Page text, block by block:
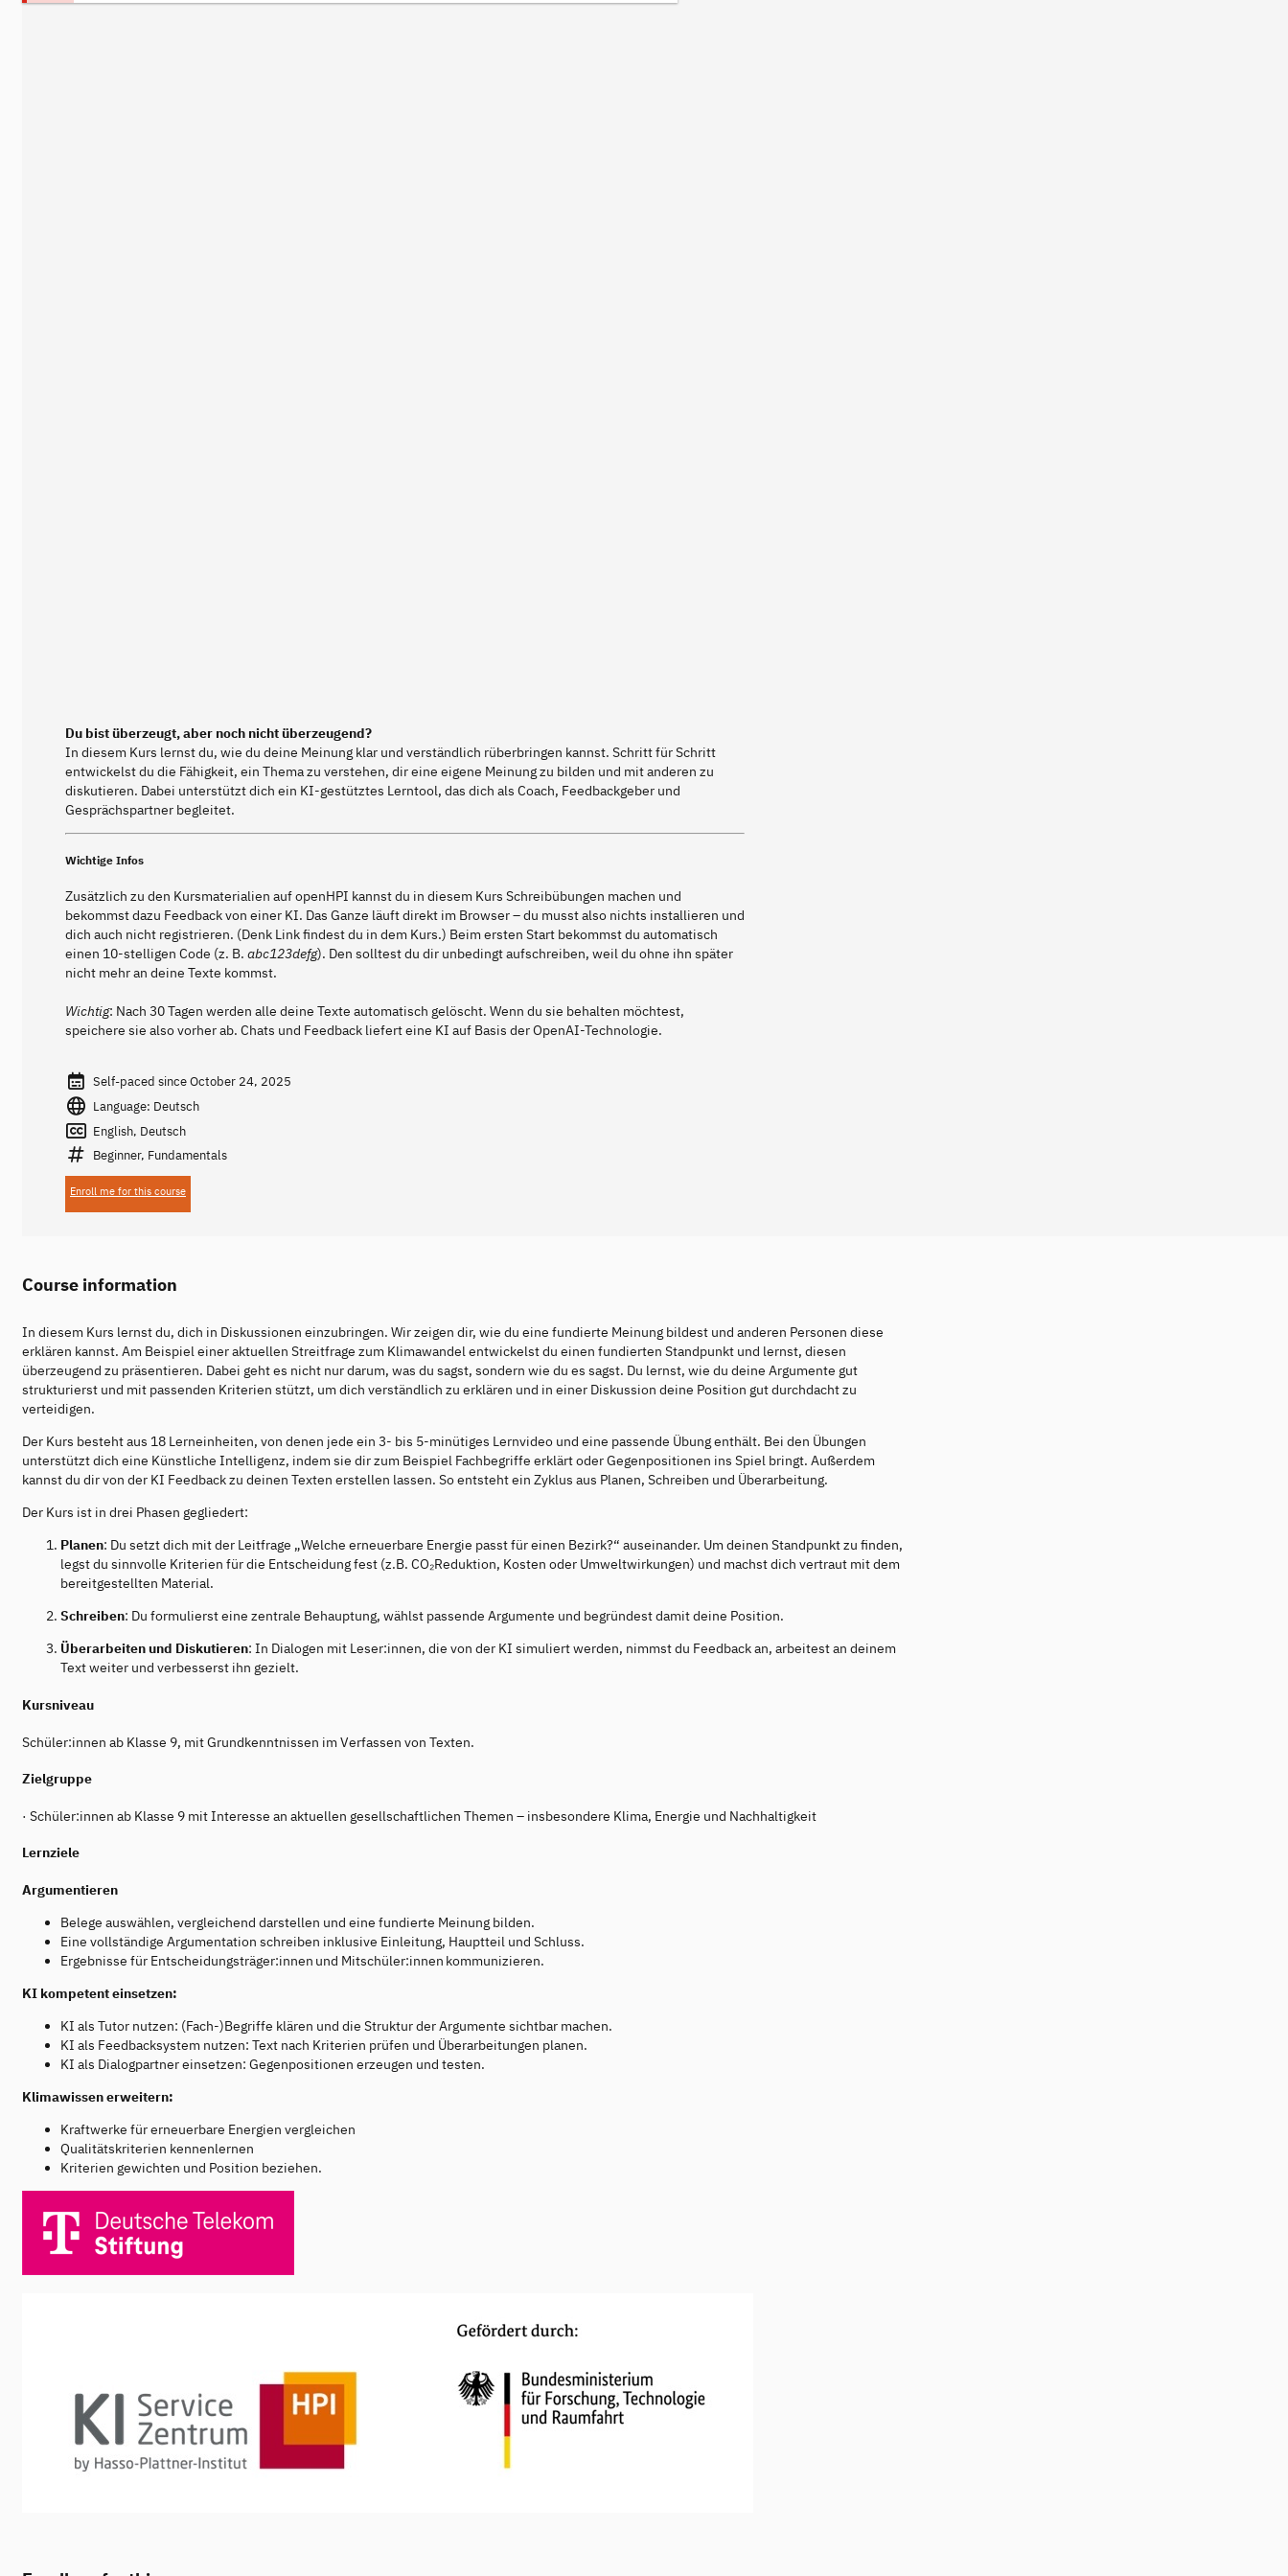
Du bist überzeugt, aber noch nicht überzeugend?
In diesem Kurs lernst du, wie du deine Meinung klar und verständlich rüberbringen kannst. Schritt für Schritt
entwickelst du die Fähigkeit, ein Thema zu verstehen, dir eine eigene Meinung zu bilden und mit anderen zu
diskutieren. Dabei unterstützt dich ein KI-gestütztes Lerntool, das dich als Coach, Feedbackgeber und
Gesprächspartner begleitet.
Wichtige Infos
Zusätzlich zu den Kursmaterialien auf openHPI kannst du in diesem Kurs Schreibübungen machen und
bekommst dazu Feedback von einer KI. Das Ganze läuft direkt im Browser – du musst also nichts installieren und
dich auch nicht registrieren. (Denk Link findest du in dem Kurs.) Beim ersten Start bekommst du automatisch
einen 10-stelligen Code (z. B. abc123defg). Den solltest du dir unbedingt aufschreiben, weil du ohne ihn später
nicht mehr an deine Texte kommst.
Wichtig: Nach 30 Tagen werden alle deine Texte automatisch gelöscht. Wenn du sie behalten möchtest,
speichere sie also vorher ab. Chats und Feedback liefert eine KI auf Basis der OpenAI-Technologie.
Self-paced since October 24, 2025
Language: Deutsch
English, Deutsch
Beginner, Fundamentals
Enroll me for this course
Course information
In diesem Kurs lernst du, dich in Diskussionen einzubringen. Wir zeigen dir, wie du eine fundierte Meinung bildest und anderen Personen diese
erklären kannst. Am Beispiel einer aktuellen Streitfrage zum Klimawandel entwickelst du einen fundierten Standpunkt und lernst, diesen
überzeugend zu präsentieren. Dabei geht es nicht nur darum, was du sagst, sondern wie du es sagst. Du lernst, wie du deine Argumente gut
strukturierst und mit passenden Kriterien stützt, um dich verständlich zu erklären und in einer Diskussion deine Position gut durchdacht zu
verteidigen.
Der Kurs besteht aus 18 Lerneinheiten, von denen jede ein 3- bis 5-minütiges Lernvideo und eine passende Übung enthält. Bei den Übungen
unterstützt dich eine Künstliche Intelligenz, indem sie dir zum Beispiel Fachbegriffe erklärt oder Gegenpositionen ins Spiel bringt. Außerdem
kannst du dir von der KI Feedback zu deinen Texten erstellen lassen. So entsteht ein Zyklus aus Planen, Schreiben und Überarbeitung.
Der Kurs ist in drei Phasen gegliedert:
Planen: Du setzt dich mit der Leitfrage „Welche erneuerbare Energie passt für einen Bezirk?“ auseinander. Um deinen Standpunkt zu finden,
legst du sinnvolle Kriterien für die Entscheidung fest (z.B. CO₂Reduktion, Kosten oder Umweltwirkungen) und machst dich vertraut mit dem
bereitgestellten Material.
Schreiben: Du formulierst eine zentrale Behauptung, wählst passende Argumente und begründest damit deine Position.
Überarbeiten und Diskutieren: In Dialogen mit Leser:innen, die von der KI simuliert werden, nimmst du Feedback an, arbeitest an deinem
Text weiter und verbesserst ihn gezielt.
Kursniveau
Schüler:innen ab Klasse 9, mit Grundkenntnissen im Verfassen von Texten.
Zielgruppe
· Schüler:innen ab Klasse 9 mit Interesse an aktuellen gesellschaftlichen Themen – insbesondere Klima, Energie und Nachhaltigkeit
Lernziele
Argumentieren
Belege auswählen, vergleichend darstellen und eine fundierte Meinung bilden.
Eine vollständige Argumentation schreiben inklusive Einleitung, Hauptteil und Schluss.
Ergebnisse für Entscheidungsträger:innen und Mitschüler:innen kommunizieren.
KI kompetent einsetzen:
KI als Tutor nutzen: (Fach-)Begriffe klären und die Struktur der Argumente sichtbar machen.
KI als Feedbacksystem nutzen: Text nach Kriterien prüfen und Überarbeitungen planen.
KI als Dialogpartner einsetzen: Gegenpositionen erzeugen und testen.
Klimawissen erweitern:
Kraftwerke für erneuerbare Energien vergleichen
Qualitätskriterien kennenlernen
Kriterien gewichten und Position beziehen.